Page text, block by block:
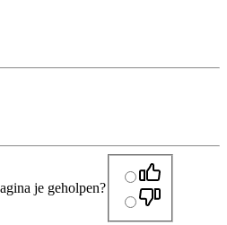
je geholpen?